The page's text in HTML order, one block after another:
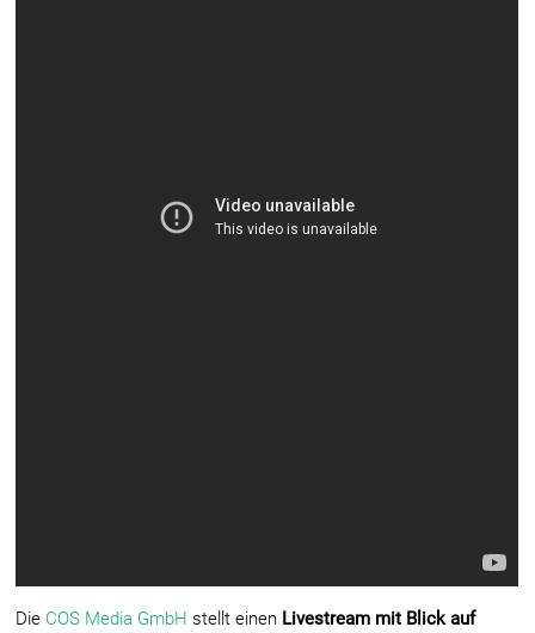
Die COS Media GmbH stellt einen Livestream mit Blick auf